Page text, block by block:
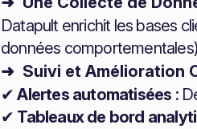
Datapult enrichit les bases
données
➜ Suivi et Amélioration
✔Alertes automatisées :
✔ Tableaux de bord